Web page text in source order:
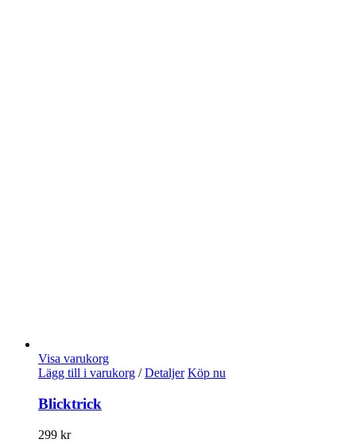
Visa varukorg
Lägg till i varukorg / Detaljer Köp nu
Blicktrick
299 kr